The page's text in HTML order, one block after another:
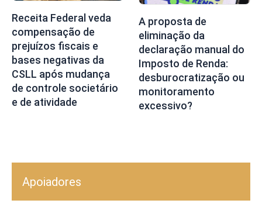
Receita Federal veda
compensação de
prejuízos fiscais e
bases negativas da
CSLL após mudança
de controle societário
e de atividade
A proposta de
eliminação da
declaração manual do
Imposto de Renda:
desburocratização ou
monitoramento
excessivo?
Apoiadores